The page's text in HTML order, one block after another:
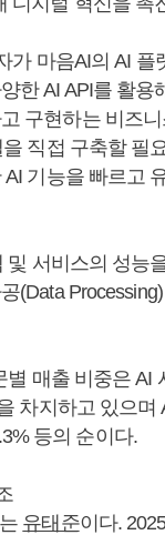
가 마음AI의 AI 플
한 AI API를 활용
구현하는 비즈
직접 구축할 필
기능을 빠르고
및 서비스의 성능
(Data
별 매출 비중은 AI
차지하고 있으며
등의 순이다.
유태준이다.